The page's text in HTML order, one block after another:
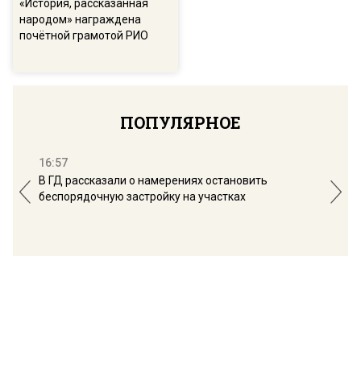
«История, рассказанная
народом» награждена
почётной грамотой РИО
ПОПУЛЯРНОЕ
16:57
В ГД рассказали о намерениях остановить
беспорядочную застройку на участках